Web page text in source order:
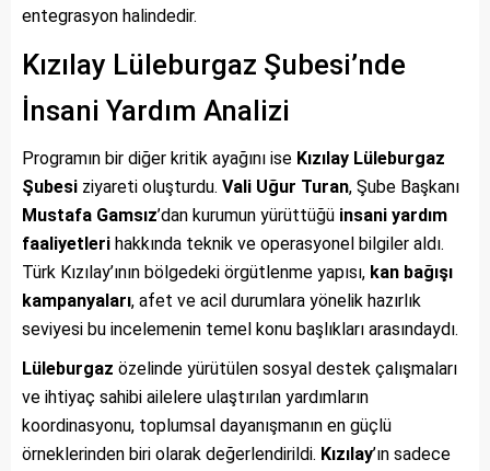
entegrasyon halindedir.
Kızılay Lüleburgaz Şubesi’nde
İnsani Yardım Analizi
Programın bir diğer kritik ayağını ise Kızılay Lüleburgaz
Şubesi ziyareti oluşturdu. Vali Uğur Turan, Şube Başkanı
Mustafa Gamsız’dan kurumun yürüttüğü insani yardım
faaliyetleri hakkında teknik ve operasyonel bilgiler aldı.
Türk Kızılay’ının bölgedeki örgütlenme yapısı, kan bağışı
kampanyaları, afet ve acil durumlara yönelik hazırlık
seviyesi bu incelemenin temel konu başlıkları arasındaydı.
Lüleburgaz özelinde yürütülen sosyal destek çalışmaları
ve ihtiyaç sahibi ailelere ulaştırılan yardımların
koordinasyonu, toplumsal dayanışmanın en güçlü
örneklerinden biri olarak değerlendirildi. Kızılay’ın sadece